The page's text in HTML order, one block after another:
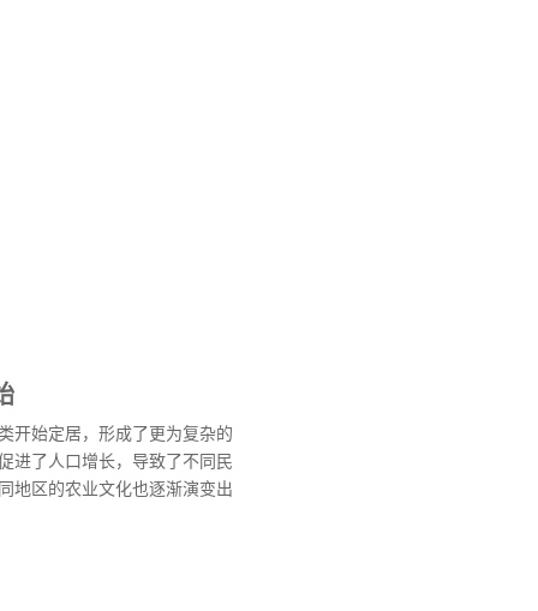
开始定居，形成了更为复杂的
进了人口增长，导致了不同民
地区的农业文化也逐渐演变出